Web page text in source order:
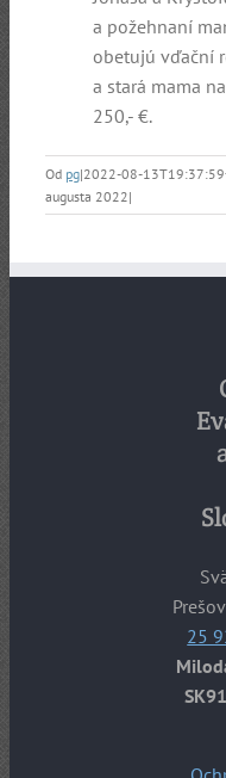
a požehnaní
obetujú vďační
a stará mama
250,- €.
Od pg|2022-08-
augusta 2022|
25